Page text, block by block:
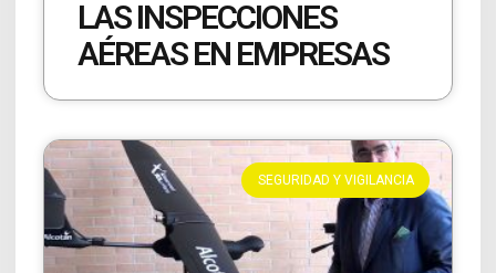
LAS INSPECCIONES
AÉREAS EN EMPRESAS
SEGURIDAD Y VIGILANCIA